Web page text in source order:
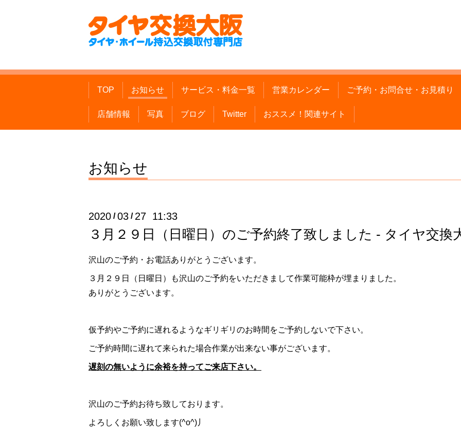
TOP お知らせ サービス・料金一覧 営業カレンダー ご予約・お問合せ・お見積り
店舗情報 写真 ブログ Twitter おススメ！関連サイト
お知らせ
2020 /03 / 27 11:33
３月２９日（日曜日）のご予約終了致しました - タイヤ交換
沢山のご予約・お電話ありがとうございます。
３月２９日（日曜日）も沢山のご予約をいただきまして作業可能枠が埋まりました。
ありがとうございます。
仮予約やご予約に遅れるようなギリギリのお時間をご予約しないで下さい。
ご予約時間に遅れて来られた場合作業が出来ない事がございます。
遅刻の無いように余裕を持ってご来店下さい。
沢山のご予約お待ち致しております。
よろしくお願い致します(^o^)丿